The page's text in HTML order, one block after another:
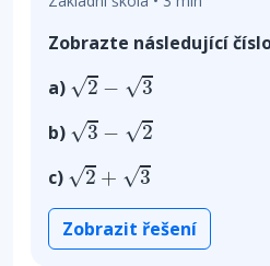
Zobrazte následující
a) √2 − √3
−3
b) √3 − √2
−2
c) √2 + √3
+3
Zobrazit řešení